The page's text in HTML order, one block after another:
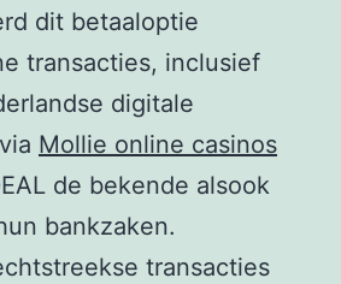
dit betaaloptie
transacties, inclusief
digitale
Mollie online casinos
de bekende alsook
bankzaken.
transacties